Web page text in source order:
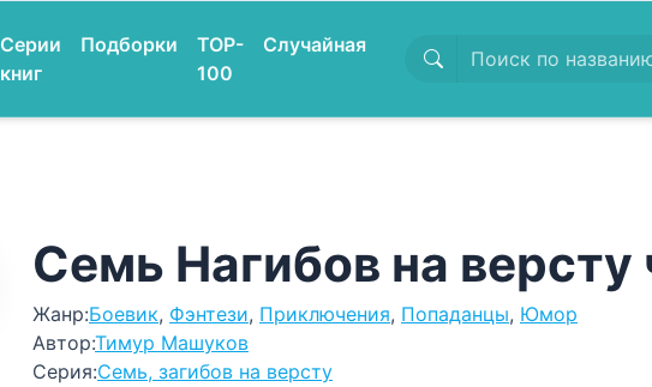
Серии
книг
Подборки
TOP-
100
Случайная
Семь Нагибов на версту
Жанр:Боевик, Фэнтези, Приключения, Попаданцы, Юмор
Автор:Тимур Машуков
Серия:Семь, загибов на версту